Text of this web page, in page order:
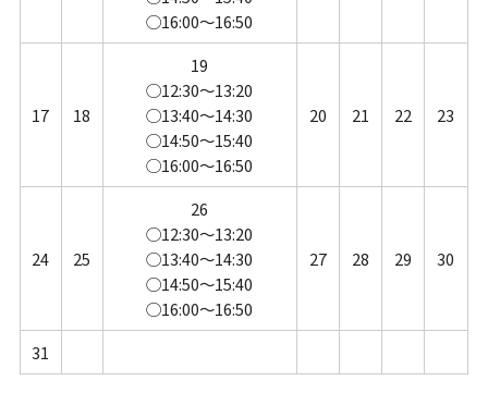
◯16:00～16:50
17 18
19
◯12:30～13:20
◯13:40～14:30
◯14:50～15:40
◯16:00～16:50
20 21 22 23
24 25
26
◯12:30～13:20
◯13:40～14:30
◯14:50～15:40
◯16:00～16:50
27 28 29 30
31